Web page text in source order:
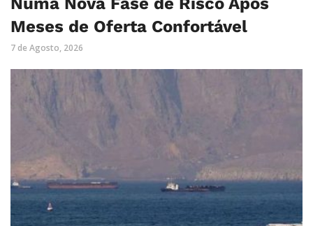
Meses de Oferta Confortável
7 de Agosto, 2026